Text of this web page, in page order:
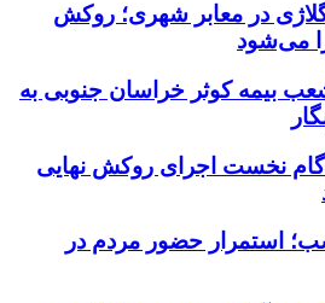
در معابر شهری؛ روکش
می‌شود
بیمه کوثر خراسان جنوبی به
گام نخست اجرای روکش نهایی
استمرار حضور مردم در